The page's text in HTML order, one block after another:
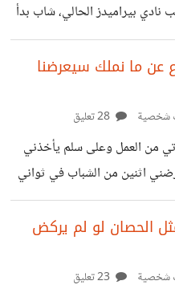
بيراميدز الحالي، شاب بدأ
حتى ابتسمت له الدنيا
حيث نال الشهرة والاسم والمهارة والمال
المستقرة وغيرهم، لكن منذ
إلى أن بلغت شرارته بحبس
قضية جنائية وأخرى
ناديه فسخ تعاقده تقريباً.
عن ما نملك سيعرضنا
شخصية
من العمل وعلى سلم يأخذني
اثنين من الشباب في ثواني
جانبي. تحدث معي بوجه
أو أجهزة أو أي شئ ثمين، مع
أو الاستغاثة سيجرب زميله
ثواني مرت وكأنها ساعات بين
الحصان لو لم يركض
شخصية